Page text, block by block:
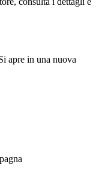
apre in una nuova